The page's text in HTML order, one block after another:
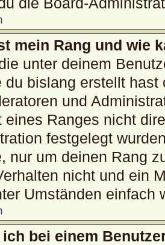
mein Rang und wie
unter deinem
du bislang erstellt
und
eines Ranges nicht
festgelegt
nur um deinen Rang
nicht und ein
Umständen einfach
ich bei einem